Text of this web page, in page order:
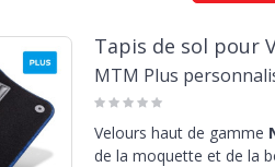
Tapis de sol pour
MTM Plus
Velours haut de gamme
de la moquette et de la